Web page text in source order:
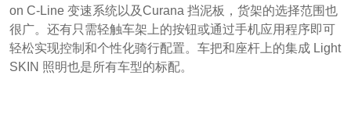
on C-Line 变速系统以及Curana 挡泥板，货架的选择范围也
很广。还有只需轻触车架上的按钮或通过手机应用程序即可
轻松实现控制和个性化骑行配置。车把和座杆上的集成 Light
SKIN 照明也是所有车型的标配。